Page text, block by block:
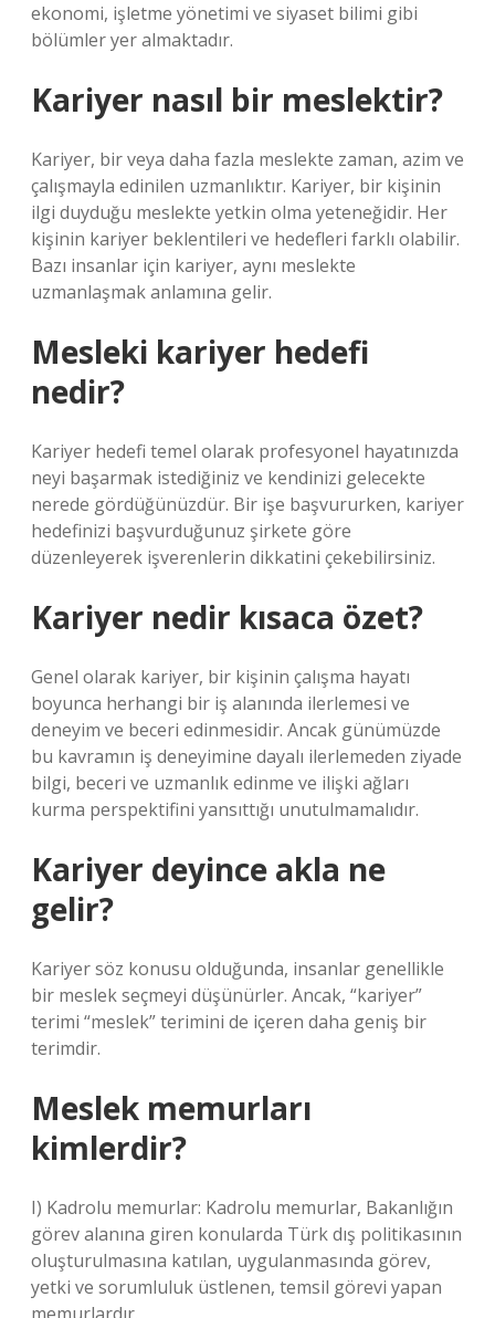
ekonomi, işletme yönetimi ve siyaset bilimi gibi
bölümler yer almaktadır.
Kariyer nasıl bir meslektir?
Kariyer, bir veya daha fazla meslekte zaman, azim ve
çalışmayla edinilen uzmanlıktır. Kariyer, bir kişinin
ilgi duyduğu meslekte yetkin olma yeteneğidir. Her
kişinin kariyer beklentileri ve hedefleri farklı olabilir.
Bazı insanlar için kariyer, aynı meslekte
uzmanlaşmak anlamına gelir.
Mesleki kariyer hedefi
nedir?
Kariyer hedefi temel olarak profesyonel hayatınızda
neyi başarmak istediğiniz ve kendinizi gelecekte
nerede gördüğünüzdür. Bir işe başvururken, kariyer
hedefinizi başvurduğunuz şirkete göre
düzenleyerek işverenlerin dikkatini çekebilirsiniz.
Kariyer nedir kısaca özet?
Genel olarak kariyer, bir kişinin çalışma hayatı
boyunca herhangi bir iş alanında ilerlemesi ve
deneyim ve beceri edinmesidir. Ancak günümüzde
bu kavramın iş deneyimine dayalı ilerlemeden ziyade
bilgi, beceri ve uzmanlık edinme ve ilişki ağları
kurma perspektifini yansıttığı unutulmamalıdır.
Kariyer deyince akla ne
gelir?
Kariyer söz konusu olduğunda, insanlar genellikle
bir meslek seçmeyi düşünürler. Ancak, “kariyer”
terimi “meslek” terimini de içeren daha geniş bir
terimdir.
Meslek memurları
kimlerdir?
I) Kadrolu memurlar: Kadrolu memurlar, Bakanlığın
görev alanına giren konularda Türk dış politikasının
oluşturulmasına katılan, uygulanmasında görev,
yetki ve sorumluluk üstlenen, temsil görevi yapan